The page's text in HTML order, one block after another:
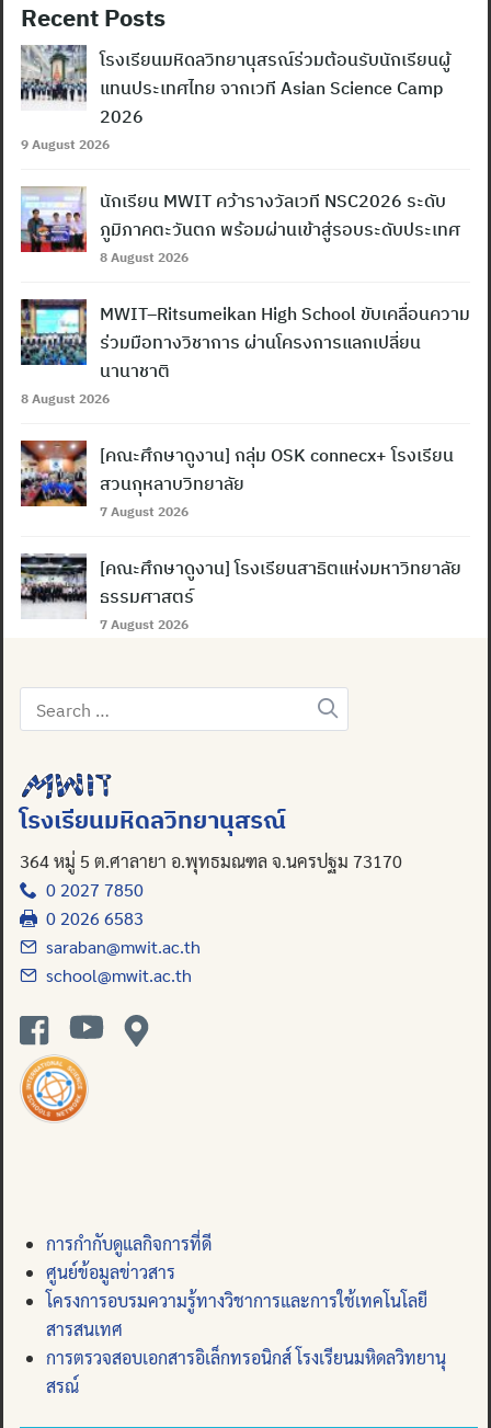
Search
Recent Posts
โรงเรียนมหิดลวิทยานุสรณ์ร่วมต้อนรับนักเรียนผู้
แทนประเทศไทย จากเวที Asian Science Camp
2026
9 August 2026
นักเรียน MWIT คว้ารางวัลเวที NSC2026 ระดับ
ภูมิภาคตะวันตก พร้อมผ่านเข้าสู่รอบระดับประเทศ
8 August 2026
MWIT–Ritsumeikan High School ขับเคลื่อนความ
ร่วมมือทางวิชาการ ผ่านโครงการแลกเปลี่ยน
นานาชาติ
8 August 2026
[คณะศึกษาดูงาน] กลุ่ม OSK connecx+ โรงเรียน
สวนกุหลาบวิทยาลัย
7 August 2026
[คณะศึกษาดูงาน] โรงเรียนสาธิตแห่งมหาวิทยาลัย
ธรรมศาสตร์
7 August 2026
Search
for:
โรงเรียนมหิดลวิทยานุสรณ์
364 หมู่ 5 ต.ศาลายา อ.พุทธมณฑล จ.นครปฐม 73170
0 2027 7850
0 2026 6583
saraban@mwit.ac.th
school@mwit.ac.th
การกำกับดูแลกิจการที่ดี
ศูนย์ข้อมูลข่าวสาร
โครงการอบรมความรู้ทางวิชาการและการใช้เทคโนโลยี
สารสนเทศ
การตรวจสอบเอกสารอิเล็กทรอนิกส์ โรงเรียนมหิดลวิทยานุ
สรณ์